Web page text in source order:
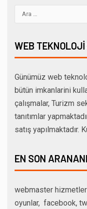
WEB
Günümüz web
bütün imkanlarini
çalışmalar, Turizm
tanıtımlar
satış yapılmaktadır.
EN SON
webmaster
oyunlar, facebook,